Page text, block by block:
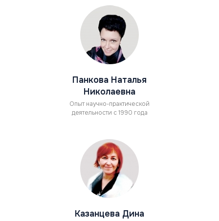
Панкова Наталья
Николаевна
Опыт научно-практической
деятельности с 1990 года
Казанцева Дина